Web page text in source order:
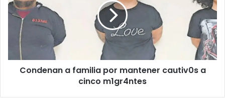
por
mantener
cautiv0s
cinco
m1gr4ntes
Condenan a familia por mantener cautiv0s a
cinco m1gr4ntes